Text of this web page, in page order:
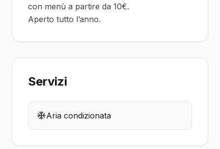
con menù a partire da 10€.
Aperto tutto l’anno.
Servizi
Aria condizionata